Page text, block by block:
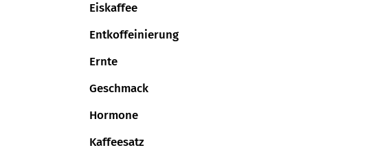
Eiskaffee
Entkoffeinierung
Ernte
Geschmack
Hormone
Kaffeesatz